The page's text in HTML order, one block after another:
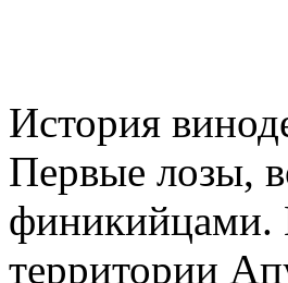
История
Первые лозы,
финикийцами.
территории